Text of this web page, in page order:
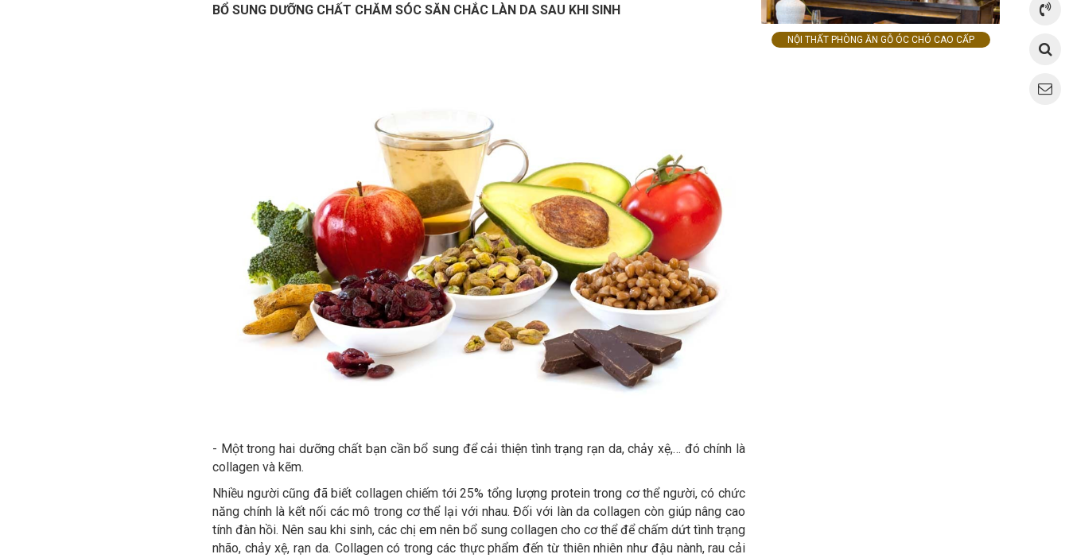
BỔ SUNG DƯỠNG CHẤT CHĂM SÓC SĂN CHẮC LÀN DA SAU KHI SINH
- Một trong hai dưỡng chất bạn cần bổ sung để cải thiện tình trạng rạn da, chảy xệ,… đó chính là
collagen và kẽm.
Nhiều người cũng đã biết collagen chiếm tới 25% tổng lượng protein trong cơ thể người, có chức
năng chính là kết nối các mô trong cơ thể lại với nhau. Đối với làn da collagen còn giúp nâng cao
tính đàn hồi. Nên sau khi sinh, các chị em nên bổ sung collagen cho cơ thể để chấm dứt tình trạng
nhão, chảy xệ, rạn da. Collagen có trong các thực phẩm đến từ thiên nhiên như đậu nành, rau cải
NỘI THẤT PHÒNG ĂN GỖ ÓC CHÓ CAO CẤP